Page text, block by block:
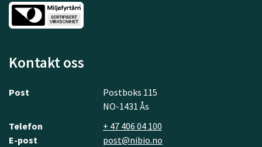
Kontakt oss
Post
Postboks 115
NO-1431 Ås
Telefon
+ 47 406 04 100
E-post
post@nibio.no